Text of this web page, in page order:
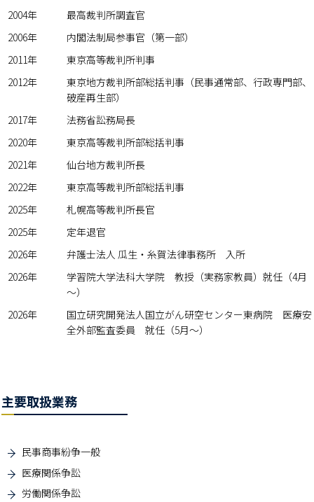
2004年
最高裁判所調査官
2006年
内閣法制局参事官（第一部）
2011年
東京高等裁判所判事
2012年
東京地方裁判所部総括判事（民事通常部、行政専門部、
破産再生部）
2017年
法務省訟務局長
2020年
東京高等裁判所部総括判事
2021年
仙台地方裁判所長
2022年
東京高等裁判所部総括判事
2025年
札幌高等裁判所長官
2025年
定年退官
2026年
弁護士法人 瓜生・糸賀法律事務所 入所
2026年
学習院大学法科大学院 教授（実務家教員）就任（4月
～）
2026年
国立研究開発法人国立がん研空センター東病院 医療安
全外部監査委員 就任（5月～）
主要取扱業務
民事商事紛争一般
医療関係争訟
労働関係争訟